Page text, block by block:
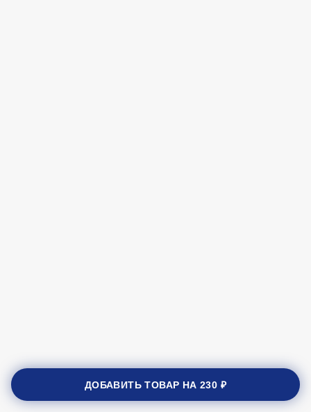
ДОБАВИТЬ ТОВАР НА230 ₽